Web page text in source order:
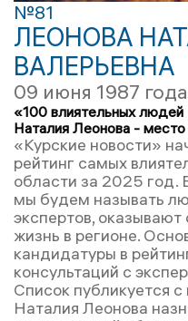
№81
ЛЕОНОВА
ВАЛЕРЬЕВНА
09 июня 1987 года
«100 влиятельных
Наталия Леонова -
«Курские новости»
рейтинг самых
области за 2025 год.
мы будем называть
экспертов,
жизнь в регионе.
кандидатуры в
консультаций с
Список публикуется с
Наталия Леонова